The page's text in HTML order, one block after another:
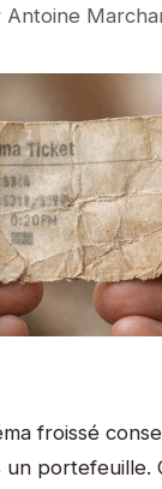
Antoine
froissé
un portefeuille.